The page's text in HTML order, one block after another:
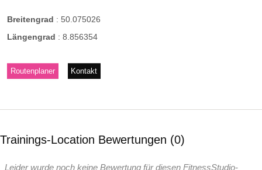
Breitengrad : 50.075026
Längengrad : 8.856354
Routenplaner Kontakt
Trainings-Location Bewertungen 0
Leider wurde noch keine Bewertung für diesen FitnessStudio-